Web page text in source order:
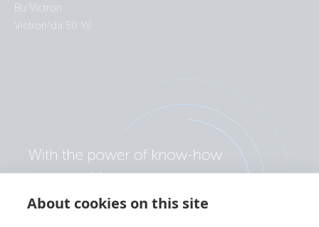
About cookies on this site
Bu Victron
Victron'da 50 Yıl